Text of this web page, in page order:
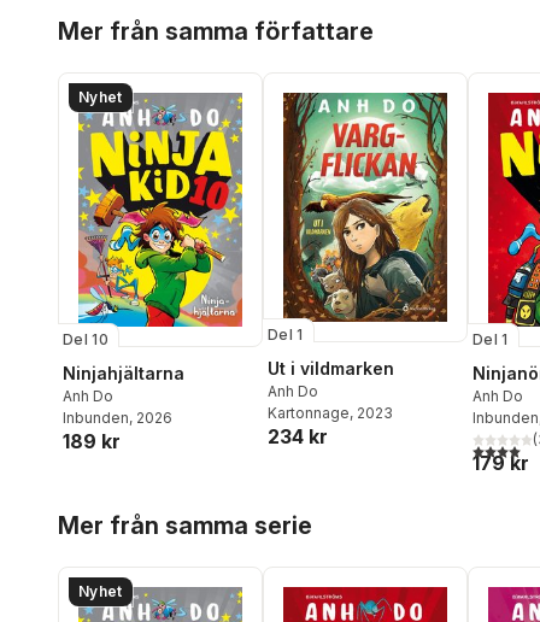
Mer från samma författare
Nyhet
Del 10
Ninjahjältarna
Anh Do
Inbunden, 2026
189 kr
Del 1
Ut i vildmarken
Anh Do
Kartonnage, 2023
234 kr
Del 1
Anh Do
Inbunden
4,0utav (
179 kr
Mer från samma serie
Nyhet